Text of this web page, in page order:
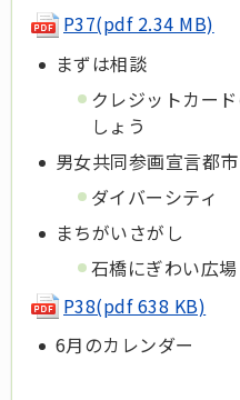
P37(pdf 2.34 MB)
まずは相談
クレジットカー
しょう
男女共同参画宣言都市
ダイバーシティ
まちがいさがし
石橋にぎわい広場
P38(pdf 638 KB)
6月のカレンダー